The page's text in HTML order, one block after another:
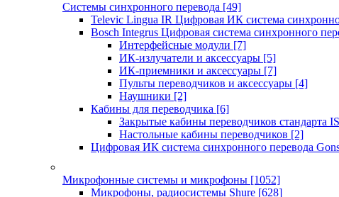
Системы синхронного перевода [49]
Televic Lingua IR Цифровая ИК система
Bosch Integrus Цифровая система синхронного
Интерфейсные модули [7]
ИК-излучатели и аксессуары [5]
ИК-приемники и аксессуары [7]
Пульты переводчиков и аксессуары [4]
Наушники [2]
Кабины для переводчика [6]
Закрытые кабины переводчиков стандарта
Настольные кабины переводчиков [2]
Цифровая ИК система синхронного перевода
Микрофонные системы и микрофоны [1052]
Микрофоны, радиосистемы Shure [628]